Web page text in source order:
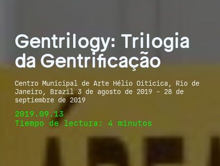
Gentrilogy: Trilogia
da Gentrificação
Centro Municipal de Arte Hélio Oiticica, Rio de
Janeiro, Brazil 3 de agosto de 2019 - 28 de
septiembre de 2019
2019.09.13
Tiempo de lectura: 4 minutos